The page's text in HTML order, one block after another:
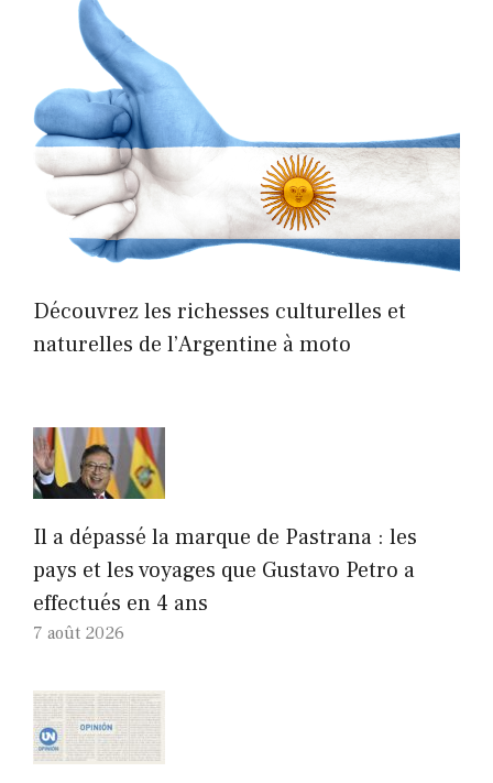
Découvrez les richesses culturelles et
naturelles de l’Argentine à moto
Il a dépassé la marque de Pastrana : les
pays et les voyages que Gustavo Petro a
effectués en 4 ans
7 août 2026